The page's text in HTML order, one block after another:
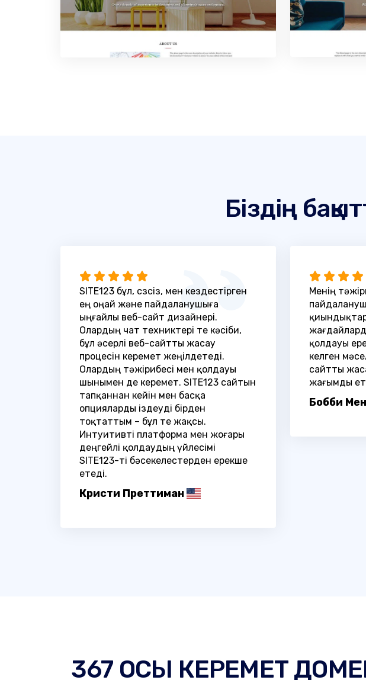
Біздің
SITE123 бұл, сөзсіз, мен кездестірген
ең оңай және пайдаланушыға
ыңғайлы веб-сайт дизайнері.
Олардың чат техниктері өте кәсіби,
бұл әсерлі веб-сайтты жасау
процесін керемет жеңілдетеді.
Олардың тәжірибесі мен қолдауы
шынымен де керемет. SITE123 сайтын
тапқаннан кейін мен басқа
опцияларды іздеуді бірден
тоқтаттым – бұл өте жақсы.
Интуитивті платформа мен жоғары
деңгейлі қолдаудың үйлесімі
SITE123-ті бәсекелестерден ерекше
етеді.
Кристи Преттиман
Менің
қолдауы
келген
сайтты
жағымды
Бобби
367 ОСЫ КЕРЕМЕТ